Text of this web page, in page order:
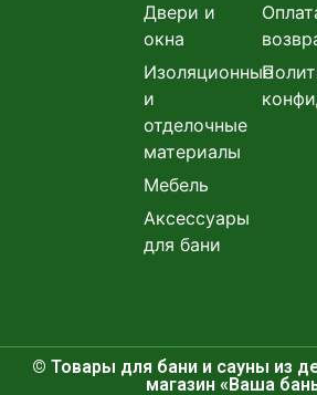
Двери и
окна
Изоляционные
и
отделочные
материалы
Мебель
Аксессуары
для бани
© Товары для бани и сауны из
магазин «Ваша